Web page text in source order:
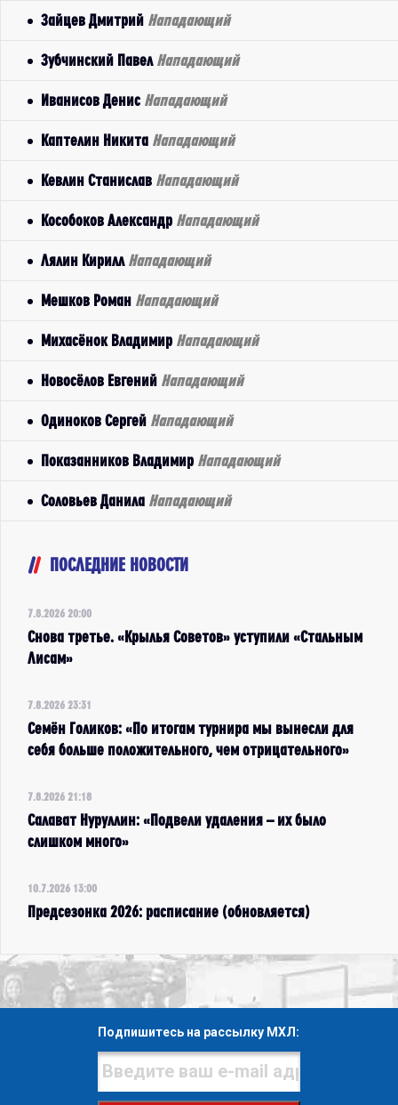
Зайцев Дмитрий Нападающий
Зубчинский Павел Нападающий
Иванисов Денис Нападающий
Каптелин Никита Нападающий
Кевлин Станислав Нападающий
Кособоков Александр Нападающий
Лялин Кирилл Нападающий
Мешков Роман Нападающий
Михасёнок Владимир Нападающий
Новосёлов Евгений Нападающий
Одиноков Сергей Нападающий
Показанников Владимир Нападающий
Соловьев Данила Нападающий
ПОСЛЕДНИЕ НОВОСТИ
7.8.2026 20:00
Снова третье. «Крылья Советов» уступили «Стальным
Лисам»
7.8.2026 23:31
Семён Голиков: «По итогам турнира мы вынесли для
себя больше положительного, чем отрицательного»
7.8.2026 21:18
Салават Нуруллин: «Подвели удаления – их было
слишком много»
10.7.2026 13:00
Предсезонка 2026: расписание (обновляется)
Подпишитесь на рассылку МХЛ: